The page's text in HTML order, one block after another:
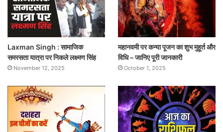
Laxman Singh : सामाजिक
समरसता यात्रा पर निकले लक्ष्मण सिंह
November 12, 2025
महानवमी पर कन्या पूजन का शुभ मुहूर्त और
विधि – जानिए पूरी जानकारी
October 1, 2025